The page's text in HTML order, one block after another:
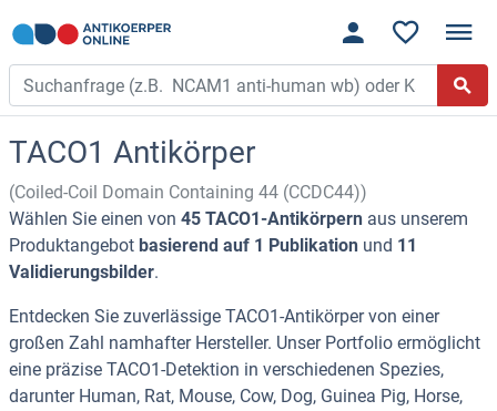
TACO1 Antikörper
(Coiled-Coil Domain Containing 44 (CCDC44))
Wählen Sie einen von 45 TACO1-Antikörpern aus unserem
Produktangebot basierend auf 1 Publikation und 11
Validierungsbilder.
Entdecken Sie zuverlässige TACO1-Antikörper von einer
großen Zahl namhafter Hersteller. Unser Portfolio ermöglicht
eine präzise TACO1-Detektion in verschiedenen Spezies,
darunter Human, Rat, Mouse, Cow, Dog, Guinea Pig, Horse,